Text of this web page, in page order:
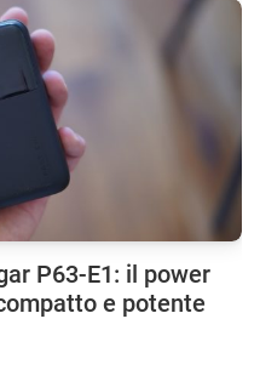
P63-E1: il power
e potente